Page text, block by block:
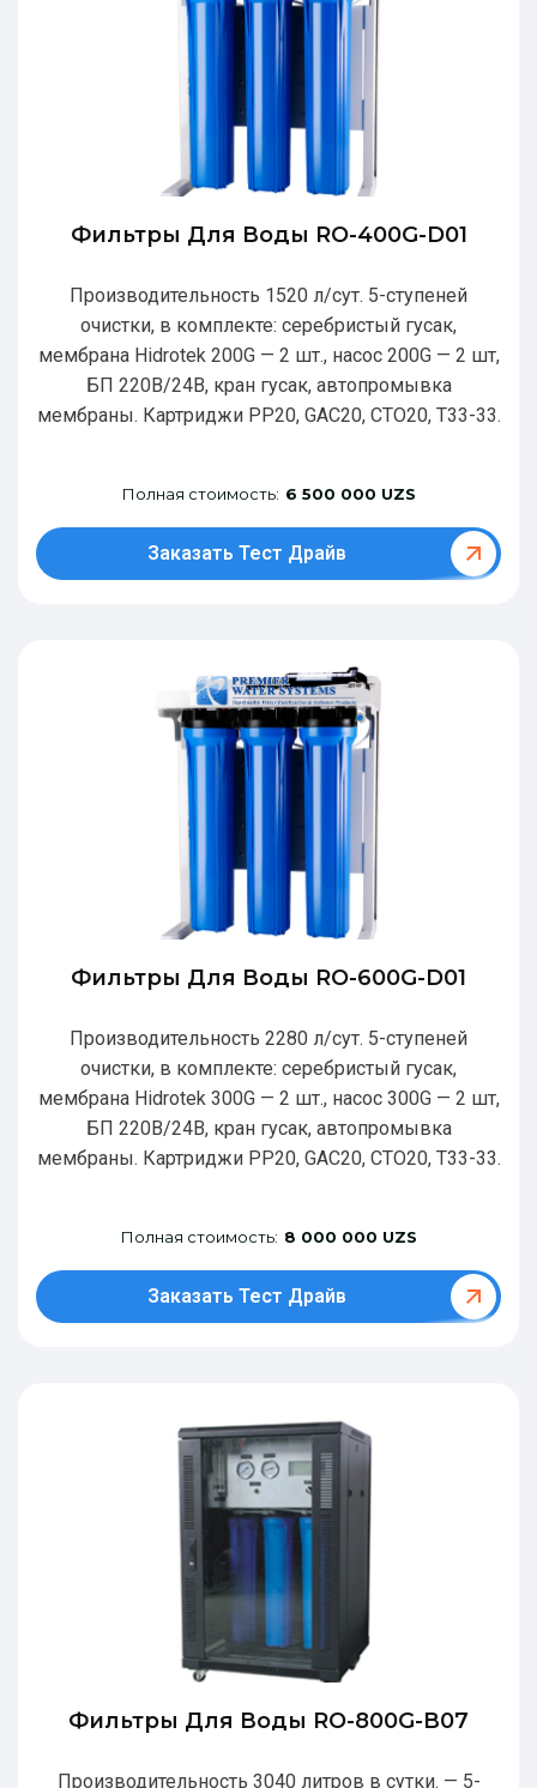
Фильтры Для Воды RO-400G-D01
Производительность 1520 л/сут. 5-ступеней
очистки, в комплекте: серебристый гусак,
мембрана Hidrotek 200G — 2 шт., насос 200G — 2 шт,
БП 220В/24В, кран гусак, автопромывка
мембраны. Картриджи РР20, GAC20, CTO20, T33-33.
Полная стоимость: 6 500 000 UZS
Заказать Тест Драйв
Фильтры Для Воды RO-600G-D01
Производительность 2280 л/сут. 5-ступеней
очистки, в комплекте: серебристый гусак,
мембрана Hidrotek 300G — 2 шт., насос 300G — 2 шт,
БП 220В/24В, кран гусак, автопромывка
мембраны. Картриджи РР20, GAC20, CTO20, T33-33.
Полная стоимость: 8 000 000 UZS
Заказать Тест Драйв
Фильтры Для Воды RO-800G-В07
Производительность 3040 литров в сутки. — 5-